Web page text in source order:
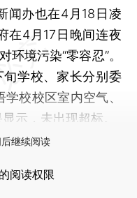
办也在4月18日凌
在4月17日晚间连夜
环境污染“零容忍”。
学校、家长分别委
校校区室内空气、
示，未出现超标。
继续阅读
阅读权限